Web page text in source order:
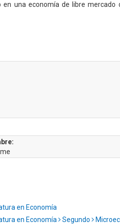
una economía de libre mercado
en Economía
en Economía Segundo